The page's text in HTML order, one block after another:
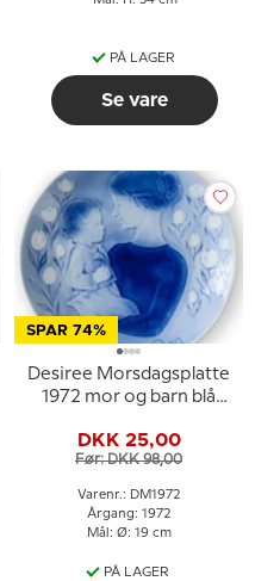
PÅ LAGER
Se vare
SPAR 74%
Desiree Morsdagsplatte
1972 mor og barn blå
DKK 25,00
Før: DKK 98,00
Varenr.: DM1972
Årgang: 1972
Mål: Ø: 19 cm
PÅ LAGER